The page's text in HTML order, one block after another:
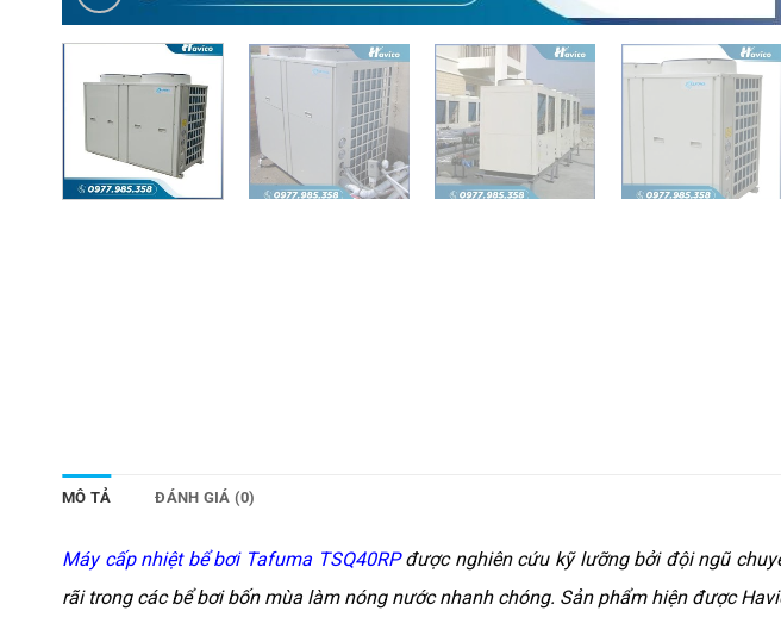
MÔ TẢ ĐÁNH GIÁ (0)
Máy cấp nhiệt bể bơi Tafuma TSQ40RPđược nghiên cứu kỹ lưỡng bởi đội ngũ
rãi trong các bể bơi bốn mùa làm nóng nước nhanh chóng. Sản phẩm hiện được